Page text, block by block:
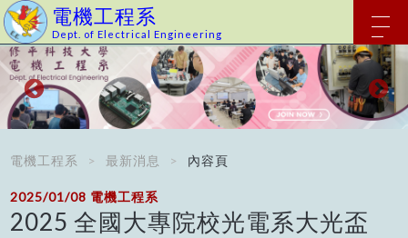
電機工程系
Dept. of Electrical Engineering
電機工程系 最新消息 內容頁
2025/01/08 電機工程系
2025 全國大專院校光電系大光盃